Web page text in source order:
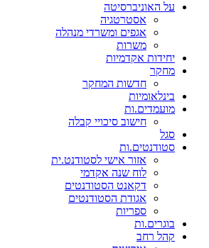
על האוניברסיטה
אסטרטגיה
אגפים ומשרדי מנהלה
משרות
יחידות אקדמיות
מחקר
חדשות המחקר
בינלאומיות
מועמדים.ות
חישוב סיכויי קבלה
סגל
סטודנטים.ות
אזור אישי לסטודנט.ית
לוח שנה אקדמי
דקאנט הסטודנטים
אגודת הסטודנטים
ספריות
בוגרים.ות
קהל רחב